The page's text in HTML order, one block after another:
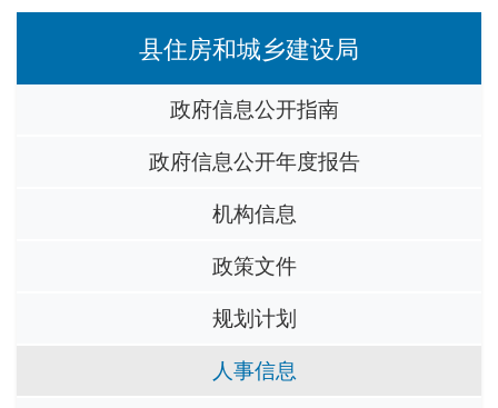
县住房和城乡建设局
政府信息公开指南
政府信息公开年度报告
机构信息
政策文件
规划计划
人事信息